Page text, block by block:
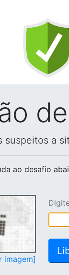
a
ao desafio
imagem]